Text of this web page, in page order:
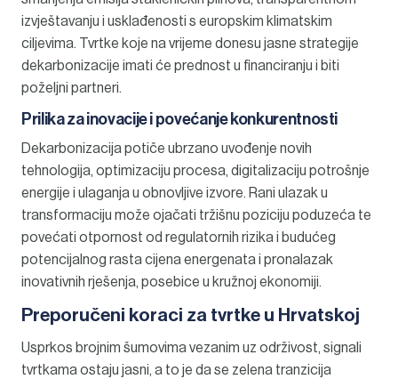
izvještavanju i usklađenosti s europskim klimatskim
ciljevima. Tvrtke koje na vrijeme donesu jasne strategije
dekarbonizacije imati će prednost u financiranju i biti
poželjni partneri.
Prilika za inovacije i povećanje konkurentnosti
Dekarbonizacija potiče ubrzano uvođenje novih
tehnologija, optimizaciju procesa, digitalizaciju potrošnje
energije i ulaganja u obnovljive izvore. Rani ulazak u
transformaciju može ojačati tržišnu poziciju poduzeća te
povećati otpornost od regulatornih rizika i budućeg
potencijalnog rasta cijena energenata i pronalazak
inovativnih rješenja, posebice u kružnoj ekonomiji.
Preporučeni koraci za tvrtke u Hrvatskoj
Usprkos brojnim šumovima vezanim uz održivost, signali
tvrtkama ostaju jasni, a to je da se zelena tranzicija